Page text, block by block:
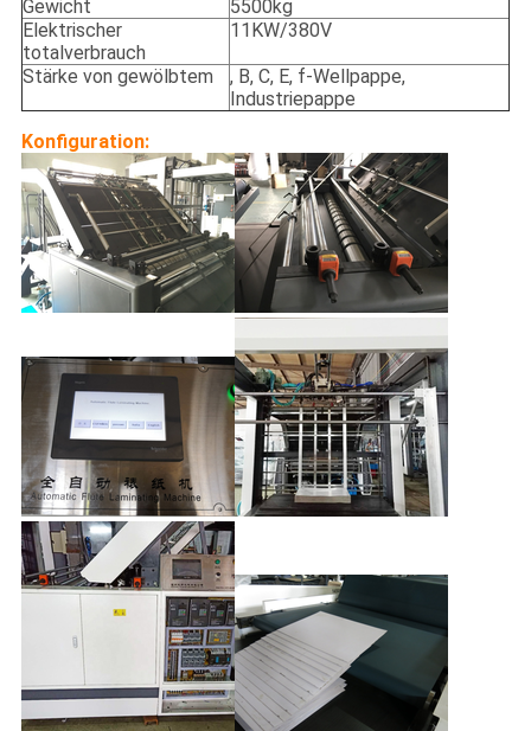
Gewicht
5500kg
Elektrischer
totalverbrauch
11KW/380V
Stärke von gewölbtem
, B, C, E, f-Wellpappe,
Industriepappe
Konfiguration: